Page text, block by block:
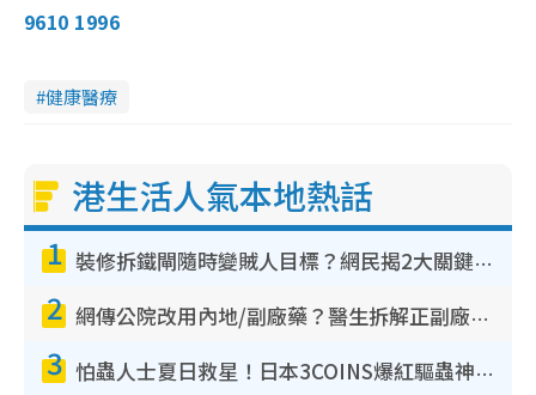
9610 1996
健康醫療
港生活人氣本地熱話
1 裝修拆鐵閘隨時變賊人目標？網民揭2大關鍵用途：裝新式等於白裝？附新舊鐵閘分別
2 網傳公院改用內地/副廠藥？醫生拆解正副廠分別 揭4類人換藥隨時出事
3 怕蟲人士夏日救星！日本3COINS爆紅驅蟲神器$45起 1招「全程免觸碰」輕鬆搞定小強